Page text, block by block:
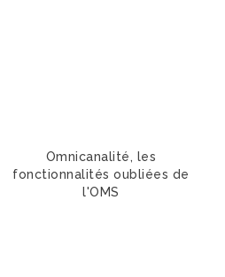
Omnicanalité, les
fonctionnalités oubliées de
l'OMS